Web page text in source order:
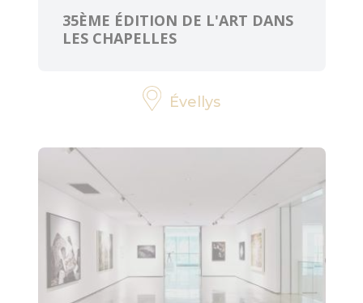
35ÈME ÉDITION DE L'ART DANS
LES CHAPELLES
Évellys